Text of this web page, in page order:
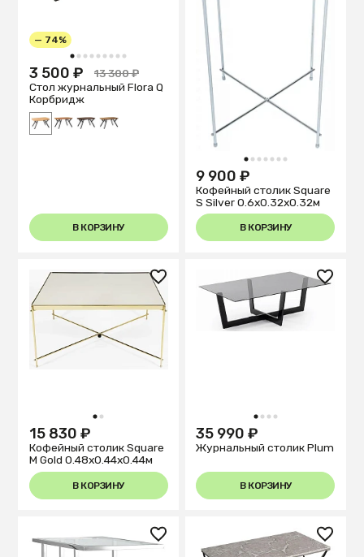
1 2 3 4 5 6 7 8 9
— 74%
3 500 ₽
13 300 ₽
Стол журнальный Flora Q
Корбридж
В КОРЗИНУ
1 2 3 4 5 6 7
9 900 ₽
Кофейный столик Square
S Silver 0.6x0.32x0.32м
В КОРЗИНУ
1 2
15 830 ₽
Кофейный столик Square
M Gold 0.48x0.44x0.44м
В КОРЗИНУ
1 2 3 4
35 990 ₽
Журнальный столик Plum
В КОРЗИНУ